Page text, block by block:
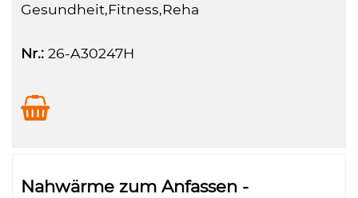
Gesundheit,Fitness,Reha
Nr.: 26-A30247H
Nahwärme zum Anfassen -